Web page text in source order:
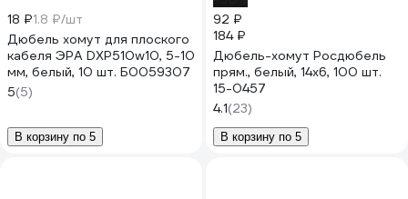
18 ₽1.8 ₽/шт
Дюбель хомут для плоского
кабеля ЭРА DXP510w10, 5-10
мм, белый, 10 шт. Б0059307
5(5)
В корзину по 5
92 ₽
184 ₽
Дюбель-хомут Росдюбель
прям., белый, 14x6, 100 шт.
15-0457
4.1(23)
В корзину по 5